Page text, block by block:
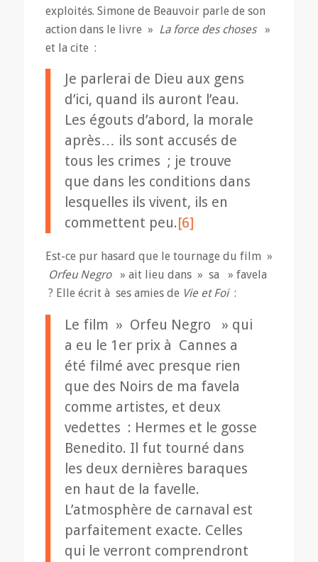
exploités. Simone de Beauvoir parle de son
action dans le livre » La force des choses»
et la cite :
Je parlerai de Dieu aux gens
d’ici, quand ils auront l’eau.
Les égouts d’abord, la morale
après… ils sont accusés de
tous les crimes ; je trouve
que dans les conditions dans
lesquelles ils vivent, ils en
commettent peu.[6]
Est-ce pur hasard que le tournage du film »
Orfeu Negro» ait lieu dans » sa » favela
? Elle écrit à ses amies de Vie et Foi:
Le film » Orfeu Negro » qui
a eu le 1er prix à Cannes a
été filmé avec presque rien
que des Noirs de ma favela
comme artistes, et deux
vedettes : Hermes et le gosse
Benedito. Il fut tourné dans
les deux dernières baraques
en haut de la favelle.
L’atmosphère de carnaval est
parfaitement exacte. Celles
qui le verront comprendront